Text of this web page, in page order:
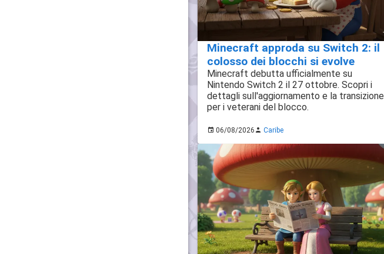
Minecraft approda su Switch 2: il
colosso dei blocchi si evolve
Minecraft debutta ufficialmente su
Nintendo Switch 2 il 27 ottobre. Scopri i
dettagli sull'aggiornamento e la transizione
per i veterani del blocco.
06/08/2026 Caribe